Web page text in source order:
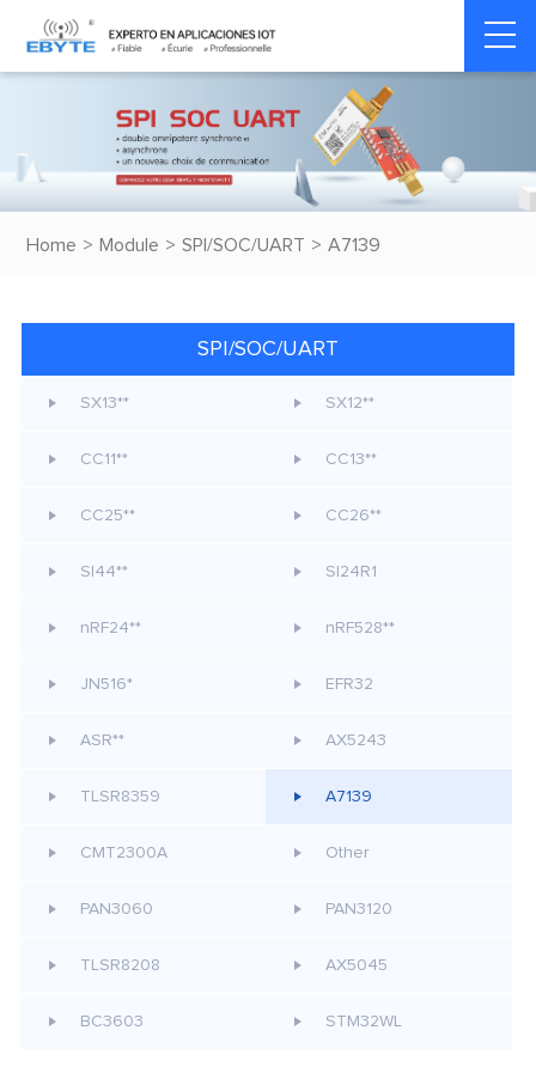
Home > Module > SPI/SOC/UART > A7139
SPI/SOC/UART
SX13** SX12**
CC11** CC13**
CC25** CC26**
SI44** SI24R1
nRF24** nRF528**
JN516* EFR32
ASR** AX5243
TLSR8359 A7139
CMT2300A Other
PAN3060 PAN3120
TLSR8208 AX5045
BC3603 STM32WL